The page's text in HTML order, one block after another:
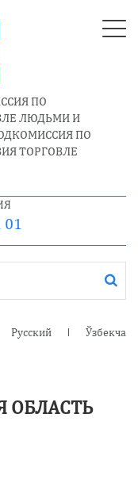
ПО
ЛЮДЬМИ И
ПО
ТОРГОВЛЕ
Русский Ўзбекча
ОБЛАСТЬ